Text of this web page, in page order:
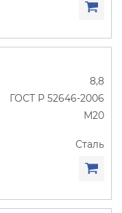
8,8
ГОСТ Р 52646-2006
М20
Сталь